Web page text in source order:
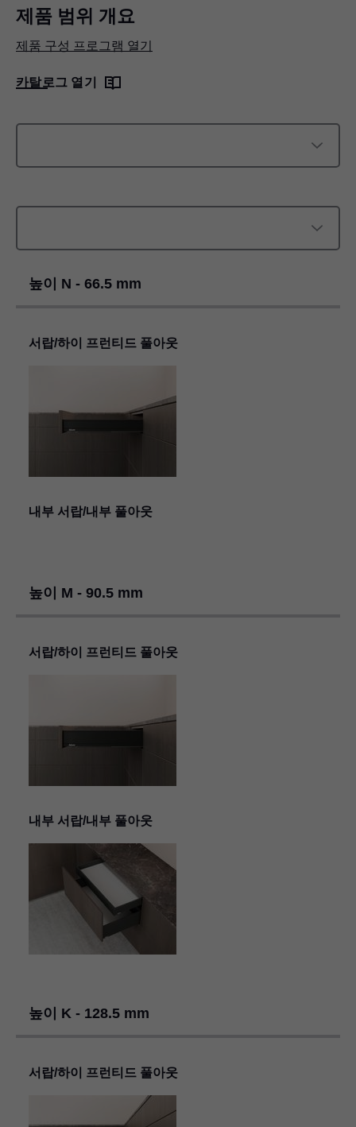
제품 범위 개요
제품 구성 프로그램 열기
카탈로그 열기
높이 N - 66.5 mm
서랍/하이 프런티드 풀아웃
내부 서랍/내부 풀아웃
높이 M - 90.5 mm
서랍/하이 프런티드 풀아웃
내부 서랍/내부 풀아웃
높이 K - 128.5 mm
서랍/하이 프런티드 풀아웃